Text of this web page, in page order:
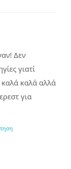
Δεν
γιατί
καλά αλλά
για